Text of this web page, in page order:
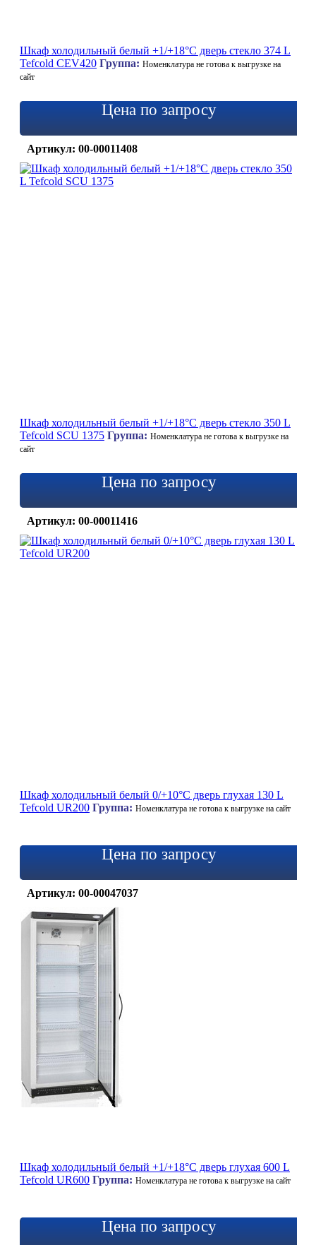
Шкаф холодильный белый +1/+18°C дверь стекло 374 L
Tefcold CEV420 Группа: Номенклатура не готова к выгрузке на
сайт
Цена по запросу
Артикул: 00-00011408
Шкаф холодильный белый +1/+18°C дверь стекло 350 L
Tefcold SCU 1375 Группа: Номенклатура не готова к выгрузке на
сайт
Цена по запросу
Артикул: 00-00011416
Шкаф холодильный белый 0/+10°C дверь глухая 130 L
Tefcold UR200 Группа: Номенклатура не готова к выгрузке на сайт
Цена по запросу
Артикул: 00-00047037
Шкаф холодильный белый +1/+18°C дверь глухая 600 L
Tefcold UR600 Группа: Номенклатура не готова к выгрузке на сайт
Цена по запросу